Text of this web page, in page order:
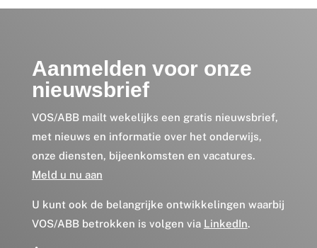
Aanmelden voor onze
nieuwsbrief
VOS/ABB mailt wekelijks een gratis nieuwsbrief,
met nieuws en informatie over het onderwijs,
onze diensten, bijeenkomsten en vacatures.
Meld u nu aan
U kunt ook de belangrijke ontwikkelingen waarbij
VOS/ABB betrokken is volgen via LinkedIn.